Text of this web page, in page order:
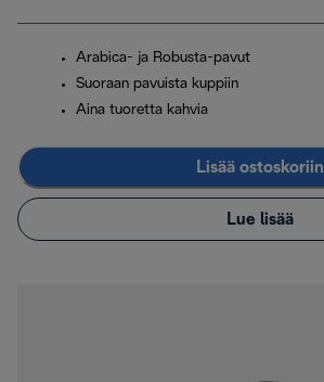
Arabica- ja Robusta-pavut
Suoraan pavuista kuppiin
Aina tuoretta kahvia
Lisää ostoskoriin
Lue lisää